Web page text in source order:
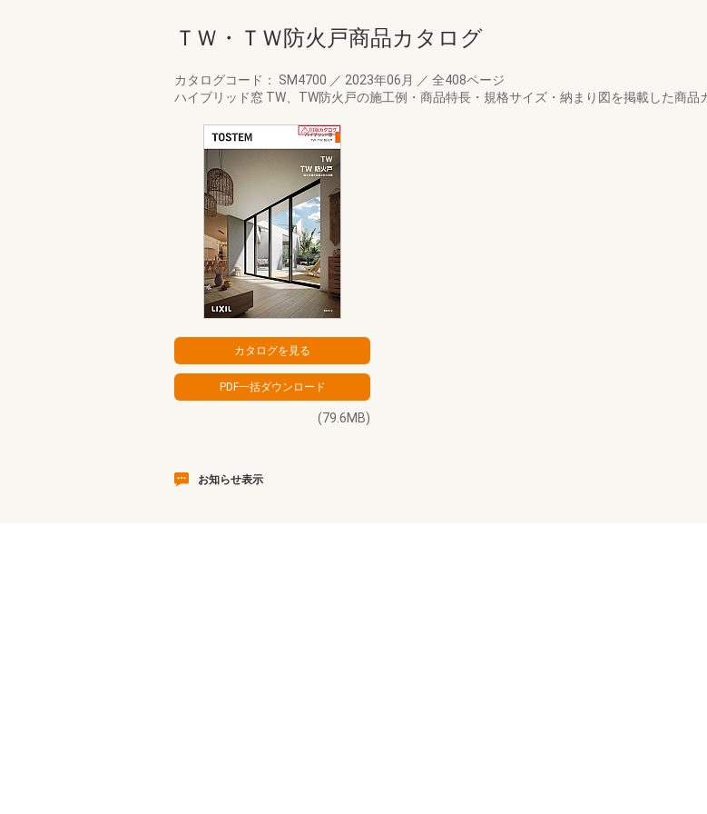
ＴＷ・ＴＷ防火戸商品カタログ
カタログコード： SM4700 ／ 2023年06月 ／ 全408ページ
ハイブリッド窓 TW、TW防火戸の施工例・商品特長・規格サイズ・納まり図を掲載した商品
(79.6MB)
お知らせ表示